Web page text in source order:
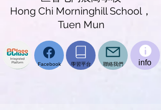
Hong Chi Morninghill School，
Tuen Mun
Facebook 學習平台 聯絡我們 info